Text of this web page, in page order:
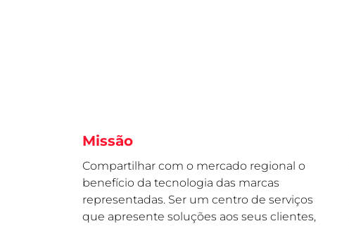
Missão
Compartilhar com o mercado regional o
benefício da tecnologia das marcas
representadas. Ser um centro de serviços
que apresente soluções aos seus clientes,